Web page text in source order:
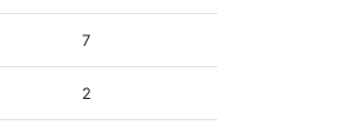
7
2